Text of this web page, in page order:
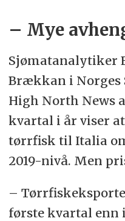
– Mye
Sjømatanalytiker
Brækkan i Norges
High North News
kvartal i år viser
tørrfisk til Italia
2019-nivå. Men
– T
første kvartal enn